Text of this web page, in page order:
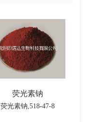
荧光素钠
荧光素钠,518-47-8